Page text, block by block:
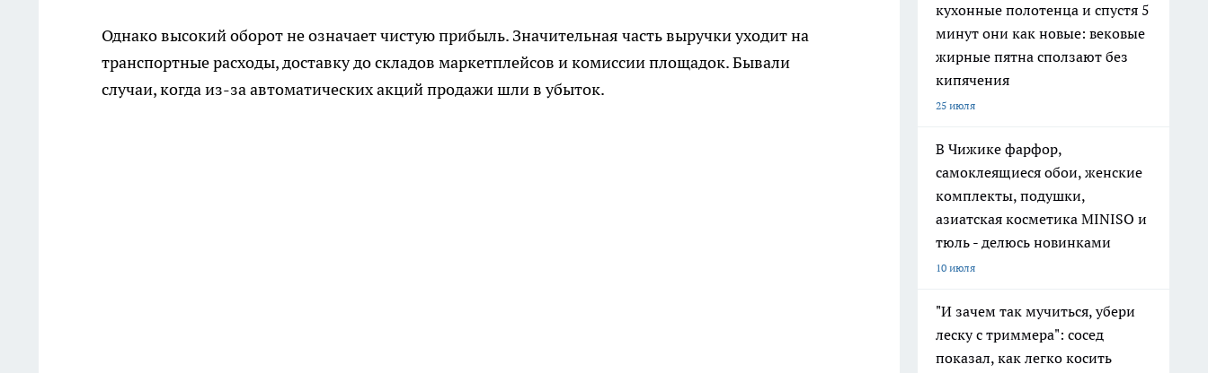
Однако высокий оборот не означает чистую прибыль. Значительная часть выручки уходит на
транспортные расходы, доставку до складов маркетплейсов и комиссии площадок. Бывали
случаи, когда из-за автоматических акций продажи шли в убыток.
кухонные полотенца и спустя 5
минут они как новые: вековые
жирные пятна сползают без
кипячения
25 июля
В Чижике фарфор,
самоклеящиеся обои, женские
комплекты, подушки,
азиатская косметика MINISO и
тюль - делюсь новинками
10 июля
"И зачем так мучиться, убери
леску с триммера": сосед
показал, как легко косить